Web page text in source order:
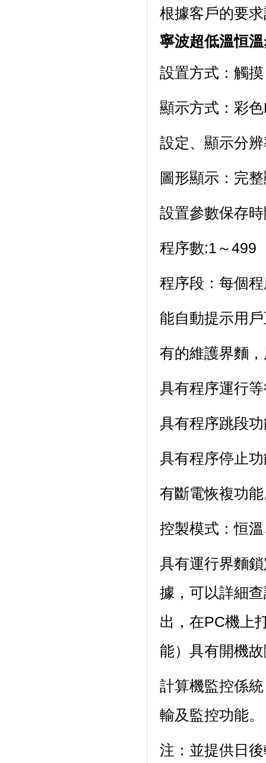
根據客戶的要求訂
寧波超低溫恒
設置方式：觸摸
顯示方式：
設定、顯示分
圖形顯示：
設置參數保存時
程序數:1～499
程序段：每個
能自動提示用戶正
有的維護界麵
具有程序運行等
具有程序跳段功
具有程序停止功能
有斷電恢複功能
控製模式：恒溫
具有運行界麵鎖
據，可以詳細
出，在PC機
能）具有開機故
計算機監控係統
輸及監控功能。
注：並提供